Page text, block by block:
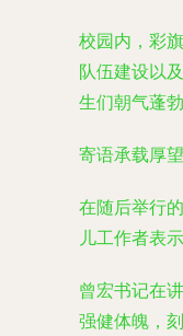
校园内，彩
队伍建设以
生们朝气蓬
寄语承载厚望
在随后举行
儿工作者表
曾宏书记在
强健体魄，